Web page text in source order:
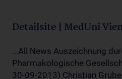
Detailsite | MedUni
...All News Auszeichnung
Pharmakologische
30-09-2013) Christian